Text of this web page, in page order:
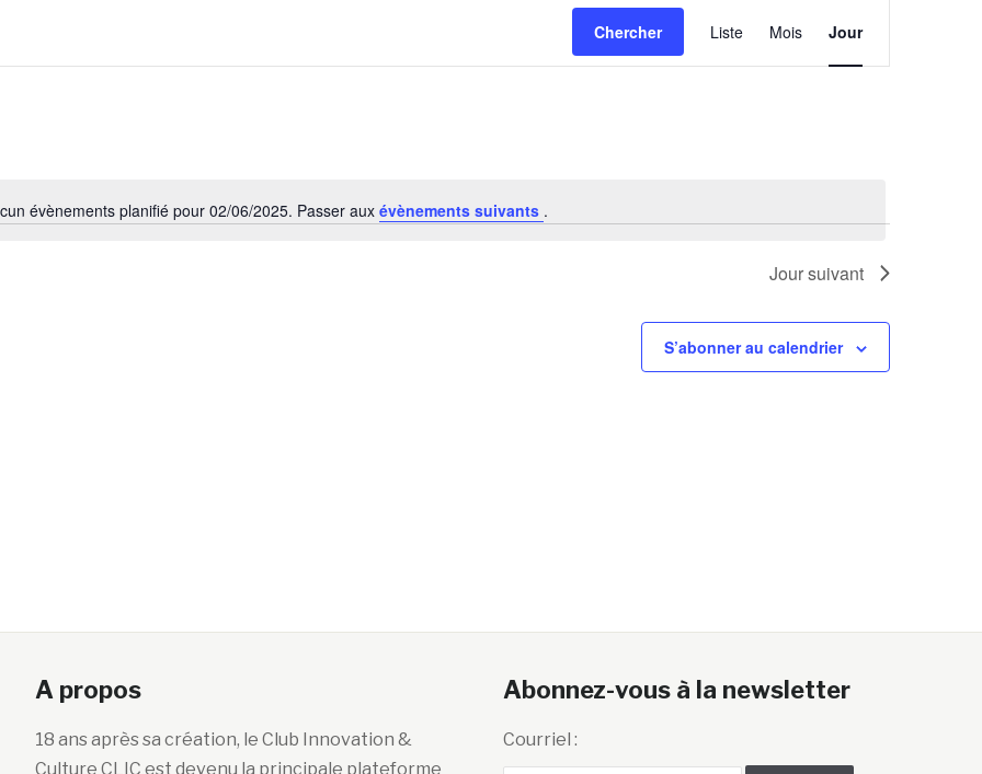
Notice
évènements planifié pour 02/06/2025. Passer aux évènements suivants .
Chercher
de
vues
Liste Mois Jour
Jour suivant
S’abonner au calendrier
A propos
18 ans après sa création, le Club Innovation &
Culture CLIC est devenu la principale plateforme
Abonnez-vous à la newsletter
Courriel :